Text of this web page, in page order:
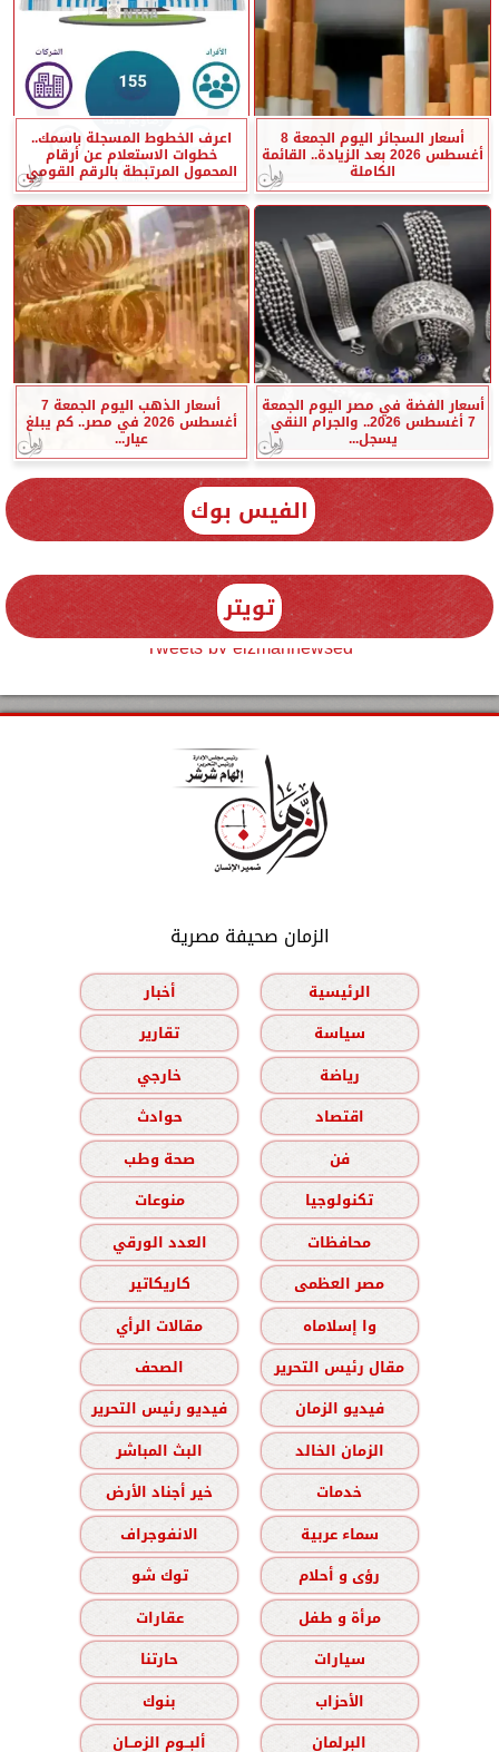
أسعار السجائر اليوم الجمعة 8
أغسطس 2026 بعد الزيادة.. القائمة
الكاملة
اعرف الخطوط المسجلة باسمك..
خطوات الاستعلام عن أرقام
المحمول المرتبطة بالرقم القومي
أسعار الفضة في مصر اليوم الجمعة
7 أغسطس 2026.. والجرام النقي
يسجل...
أسعار الذهب اليوم الجمعة 7
أغسطس 2026 في مصر.. كم يبلغ
عيار...
الفيس بوك
تويتر
Tweets by elzmannewseg
الزمان صحيفة مصرية
الرئيسية
أخبار
سياسة
تقارير
رياضة
خارجي
اقتصاد
حوادث
فن
صحة وطب
تكنولوجيا
منوعات
محافظات
العدد الورقي
مصر العظمى
كاريكاتير
وا إسلاماه
مقالات الرأي
مقال رئيس التحرير
الصحف
فيديو الزمان
فيديو رئيس التحرير
الزمان الخالد
البث المباشر
خدمات
خير أجناد الأرض
سماء عربية
الانفوجراف
رؤى و أحلام
توك شو
مرأة و طفل
عقارات
سيارات
حارتنا
الأحزاب
بنوك
البرلمان
ألبــوم الزمــان